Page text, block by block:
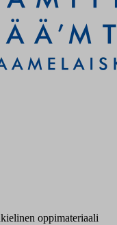
oppimateriaali